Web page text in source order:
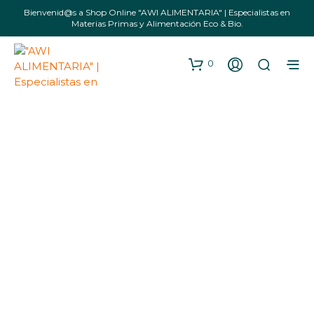
Bienvenid@s a Shop Online "AWI ALIMENTARIA" | Especialistas en
Materias Primas y Alimentación Eco & Bio.
0